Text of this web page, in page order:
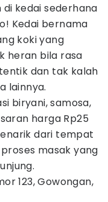
di kedai sederhana
Kedai bernama
koki yang
heran bila rasa
dan tak kalah
lainnya.
biryani, samosa,
harga Rp25
dari tempat
masak yang
123, Gowongan,